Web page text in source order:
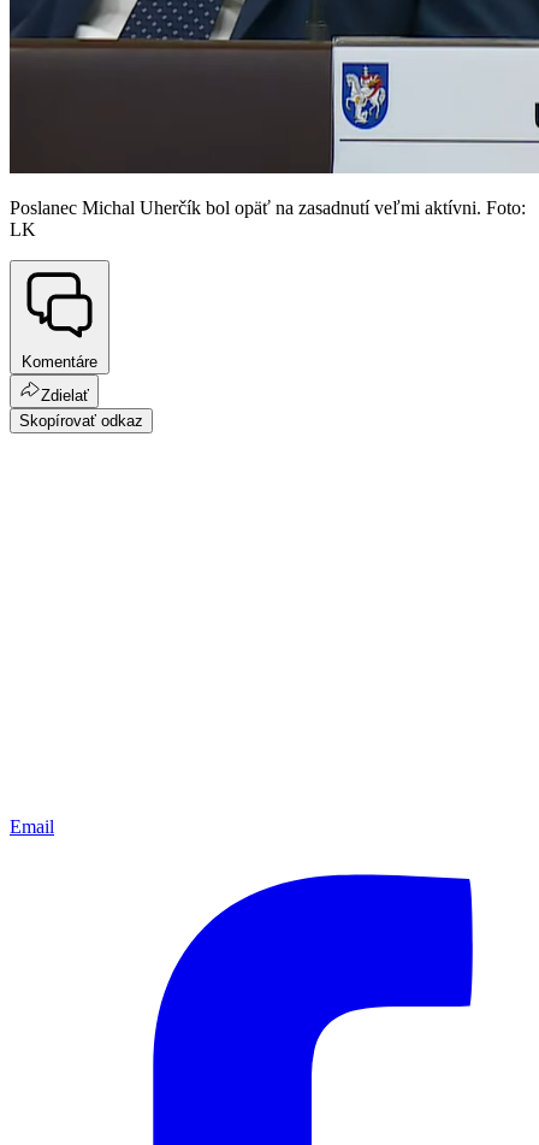
Poslanec Michal Uherčík bol opäť na zasadnutí veľmi aktívni. Foto:
LK
Komentáre
Zdielať
Skopírovať odkaz
Email